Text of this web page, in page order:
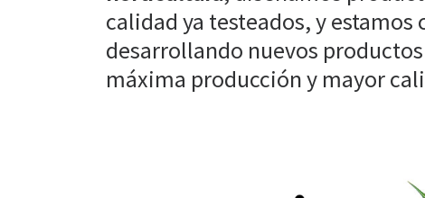
calidad ya testeados, y
desarrollando nuevos
máxima producción y mayor